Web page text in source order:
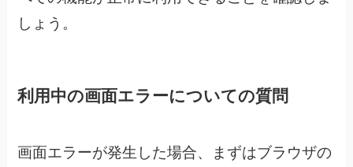
しょう。
利用中の画面エラーについての質問
画面エラーが発生した場合、まずはブラウザの